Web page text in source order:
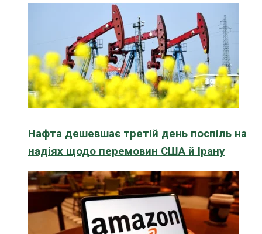
Нафта дешевшає третій день поспіль на
надіях щодо перемовин США й Ірану